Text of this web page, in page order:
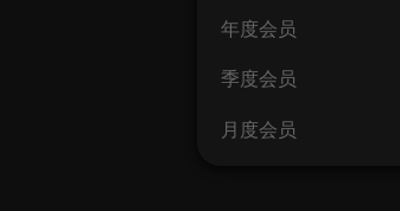
年度会员
季度会员
月度会员